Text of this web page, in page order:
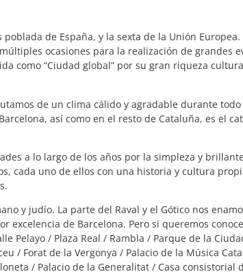
de España, y la sexta de la Unión Europea.
ocasiones para la realización de grandes
como “Ciudad global” por su gran riqueza
de un clima cálido y agradable durante todo
así como en el resto de Cataluña, es el
a lo largo de los años por la simpleza y
cada uno de ellos con una historia y cultura
y judío. La parte del Raval y el Gótico nos
excelencia de Barcelona. Pero si queremos
Pelayo / Plaza Real / Rambla / Parque de la
/ Forat de la Vergonya / Palacio de la Música
/ Palacio de la Generalitat / Casa consistorial